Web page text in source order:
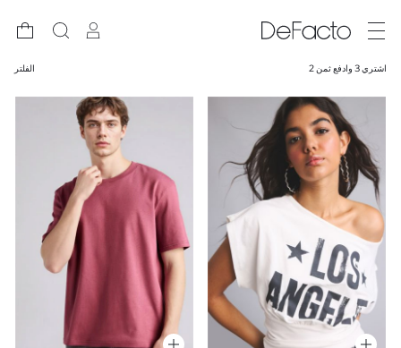
اشتري 3 وادفع ثمن 2 الفلتر